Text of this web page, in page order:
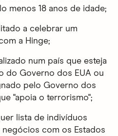
menos 18 anos de idade;
a celebrar um
a Hinge;
num país que esteja
do Governo dos EUA ou
pelo Governo dos
"apoia o terrorismo";
lista de indivíduos
com os Estados